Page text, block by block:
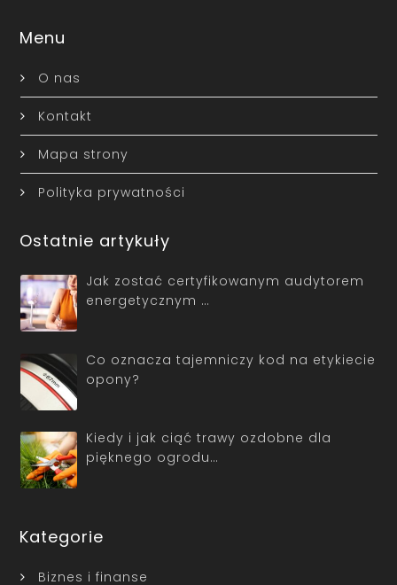
Menu
O nas
Kontakt
Mapa strony
Polityka prywatności
Ostatnie artykuły
Jak zostać certyfikowanym audytorem
energetycznym …
Co oznacza tajemniczy kod na etykiecie
opony?
Kiedy i jak ciąć trawy ozdobne dla
pięknego ogrodu…
Kategorie
Biznes i finanse